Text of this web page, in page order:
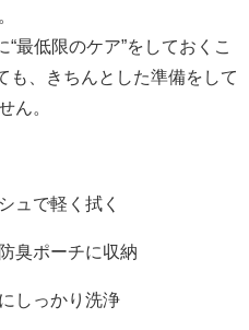
最低限のケア”をしておくこ
も、きちんとした準備をして
ん。
ュで軽く拭く
臭ポーチに収納
しっかり洗浄